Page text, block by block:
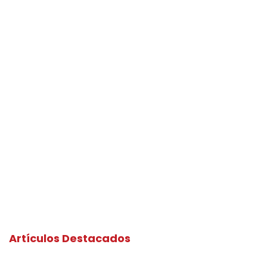
Artículos Destacados